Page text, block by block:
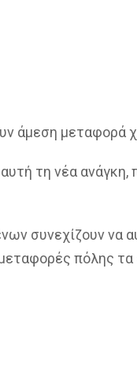
άμεση μεταφορά
τη νέα
συνεχίζουν να
πόλης τα